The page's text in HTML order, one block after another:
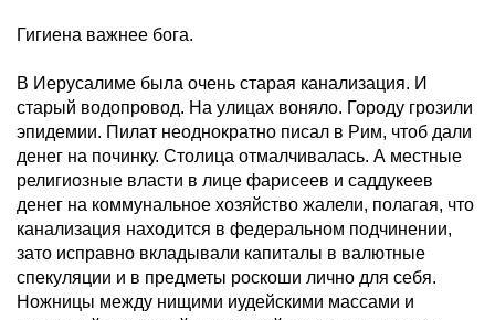
Гигиена важнее бога.
В Иерусалиме была очень старая канализация. И
старый водопровод. На улицах воняло. Городу грозили
эпидемии. Пилат неоднократно писал в Рим, чтоб дали
денег на починку. Столица отмалчивалась. А местные
религиозные власти в лице фарисеев и саддукеев
денег на коммунальное хозяйство жалели, полагая, что
канализация находится в федеральном подчинении,
зато исправно вкладывали капиталы в валютные
спекуляции и в предметы роскоши лично для себя.
Ножницы между нищими иудейскими массами и